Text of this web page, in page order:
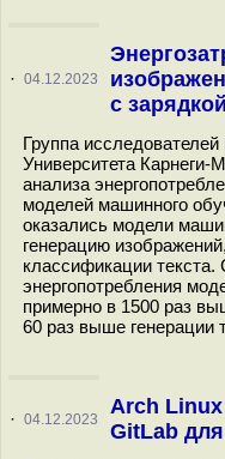
· 04.12.2023
с
Группа
Университета Карнеги-
анализа
моделей машинного
оказались модели
генерацию
классификации текста.
энергопотребления
примерно в 1500 раз
60 раз выше генерации
· 04.12.2023
Arch
GitLab